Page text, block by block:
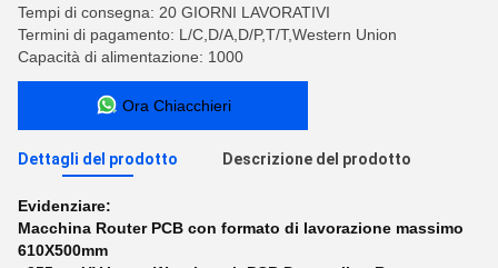
Tempi di consegna: 20 GIORNI LAVORATIVI
Termini di pagamento: L/C,D/A,D/P,T/T,Western Union
Capacità di alimentazione: 1000
Ora Chiacchieri
Dettagli del prodotto Descrizione del prodotto
Evidenziare:
Macchina Router PCB con formato di lavorazione massimo
610X500mm